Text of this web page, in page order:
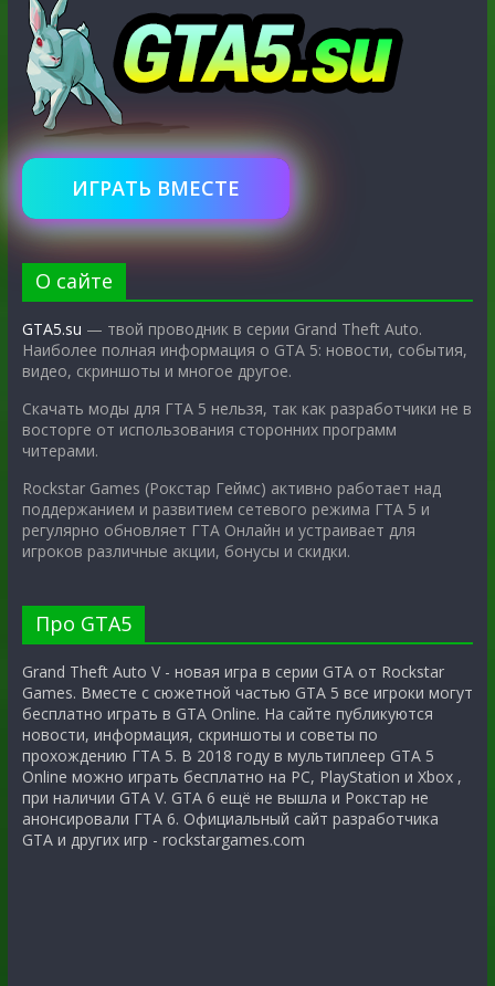
ИГРАТЬ ВМЕСТЕ
О сайте
GTA5.su — твой проводник в серии Grand Theft Auto.
Наиболее полная информация о GTA 5: новости, события,
видео, скриншоты и многое другое.
Скачать моды для ГТА 5 нельзя, так как разработчики не в
восторге от использования сторонних программ
читерами.
Rockstar Games (Рокстар Геймс) активно работает над
поддержанием и развитием сетевого режима ГТА 5 и
регулярно обновляет ГТА Онлайн и устраивает для
игроков различные акции, бонусы и скидки.
Про GTA5
Grand Theft Auto V - новая игра в серии GTA от Rockstar
Games. Вместе с сюжетной частью GTA 5 все игроки могут
бесплатно играть в GTA Online. На сайте публикуются
новости, информация, скриншоты и советы по
прохождению ГТА 5. В 2018 году в мультиплеер GTA 5
Online можно играть бесплатно на PC, PlayStation и Xbox ,
при наличии GTA V. GTA 6 ещё не вышла и Рокстар не
анонсировали ГТА 6. Официальный сайт разработчика
GTA и других игр - rockstargames.com